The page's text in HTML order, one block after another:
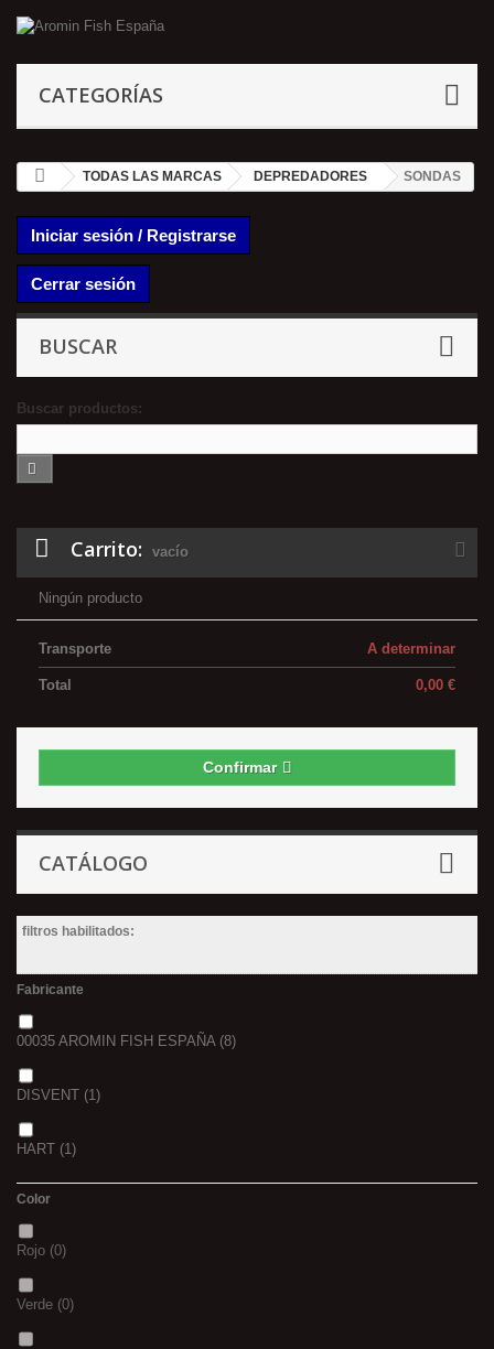
CATEGORÍAS
TODAS LAS MARCAS DEPREDADORES SONDAS
Iniciar sesión / Registrarse
Cerrar sesión
BUSCAR
Buscar productos:
Carrito: vacío
Ningún producto
A determinar
Transporte
0,00 €
Total
Confirmar
CATÁLOGO
filtros habilitados:
Fabricante
00035 AROMIN FISH ESPAÑA(8)
DISVENT (1)
HART (1)
Color
Rojo (0)
Verde (0)